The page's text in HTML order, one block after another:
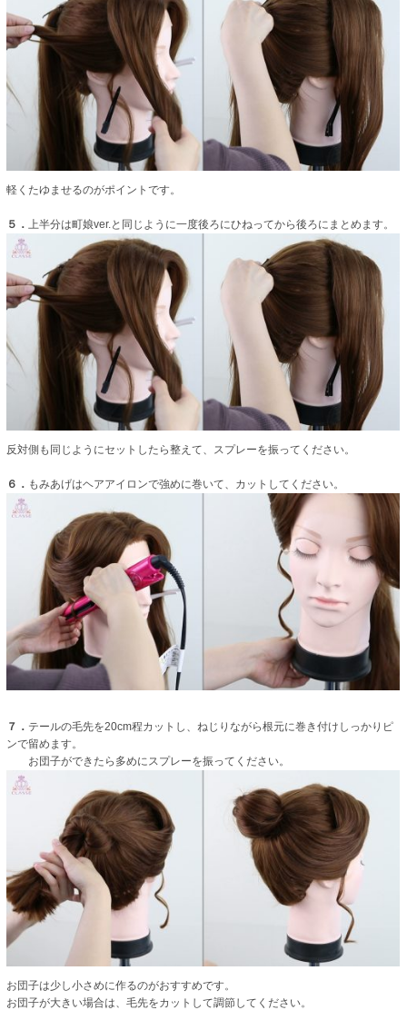
軽くたゆませるのがポイントです。
５． 上半分は町娘ver.と同じように一度後ろにひねってから後ろにまとめます。
反対側も同じようにセットしたら整えて、スプレーを振ってください。
６． もみあげはヘアアイロンで強めに巻いて、カットしてください。
７． テールの毛先を20cm程カットし、ねじりながら根元に巻き付けしっかりピ
ンで留めます。
お団子ができたら多めにスプレーを振ってください。
お団子は少し小さめに作るのがおすすめです。
お団子が大きい場合は、毛先をカットして調節してください。